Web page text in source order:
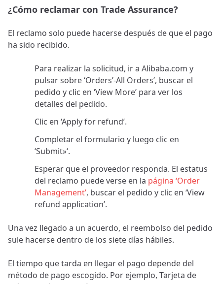
¿Cómo reclamar con Trade Assurance?
El reclamo solo puede hacerse después de que el pago
ha sido recibido.
Para realizar la solicitud, ir a Alibaba.com y
pulsar sobre ‘Orders’-All Orders’, buscar el
pedido y clic en ‘View More’ para ver los
detalles del pedido.
Clic en ‘Apply for refund’.
Completar el formulario y luego clic en
‘Submit»‘.
Esperar que el proveedor responda. El estatus
del reclamo puede verse en la página ‘Order
Management’, buscar el pedido y clic en ‘View
refund application’.
Una vez llegado a un acuerdo, el reembolso del pedido
sule hacerse dentro de los siete días hábiles.
El tiempo que tarda en llegar el pago depende del
método de pago escogido. Por ejemplo, Tarjeta de